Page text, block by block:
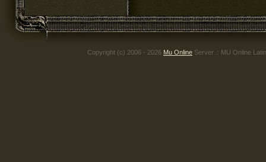
Copyright (c) 2006 - 2026 Mu Online Server .: MU Online